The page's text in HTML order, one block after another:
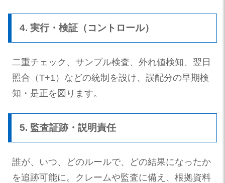
4. 実行・検証（コントロール）
二重チェック、サンプル検査、外れ値検知、翌日
照合（T+1）などの統制を設け、誤配分の早期検
知・是正を図ります。
5. 監査証跡・説明責任
誰が、いつ、どのルールで、どの結果になったか
を追跡可能に。クレームや監査に備え、根拠資料